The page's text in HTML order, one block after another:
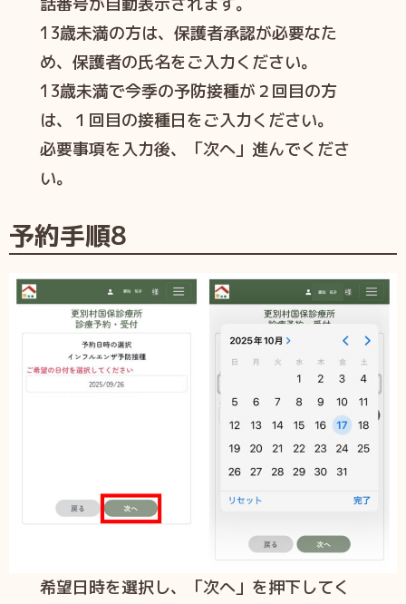
13歳未満の方は、保護者承認が必要なた
め、保護者の氏名をご入力ください。
13歳未満で今季の予防接種が２回目の方
は、１回目の接種日をご入力ください。
必要事項を入力後、「次へ」進んでくださ
い。
予約手順8
希望日時を選択し、「次へ」を押下してく